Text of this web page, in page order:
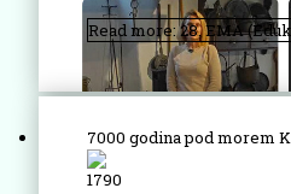
Read more: 28. EMA
7000 godina pod morem K
1790